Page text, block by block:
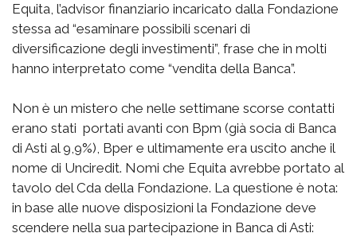
Equita, l’advisor finanziario incaricato dalla Fondazione
stessa ad “esaminare possibili scenari di
diversificazione degli investimenti”, frase che in molti
hanno interpretato come “vendita della Banca”.
Non è un mistero che nelle settimane scorse contatti
erano stati portati avanti con Bpm (già socia di Banca
di Asti al 9,9%), Bper e ultimamente era uscito anche il
nome di Unciredit. Nomi che Equita avrebbe portato al
tavolo del Cda della Fondazione. La questione è nota:
in base alle nuove disposizioni la Fondazione deve
scendere nella sua partecipazione in Banca di Asti: